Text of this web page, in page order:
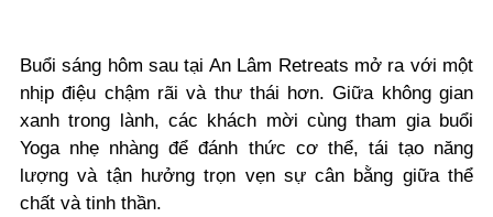
Buổi sáng hôm sau tại An Lâm Retreats mở ra với một
nhịp điệu chậm rãi và thư thái hơn. Giữa không gian
xanh trong lành, các khách mời cùng tham gia buổi
Yoga nhẹ nhàng để đánh thức cơ thể, tái tạo năng
lượng và tận hưởng trọn vẹn sự cân bằng giữa thể
chất và tinh thần.